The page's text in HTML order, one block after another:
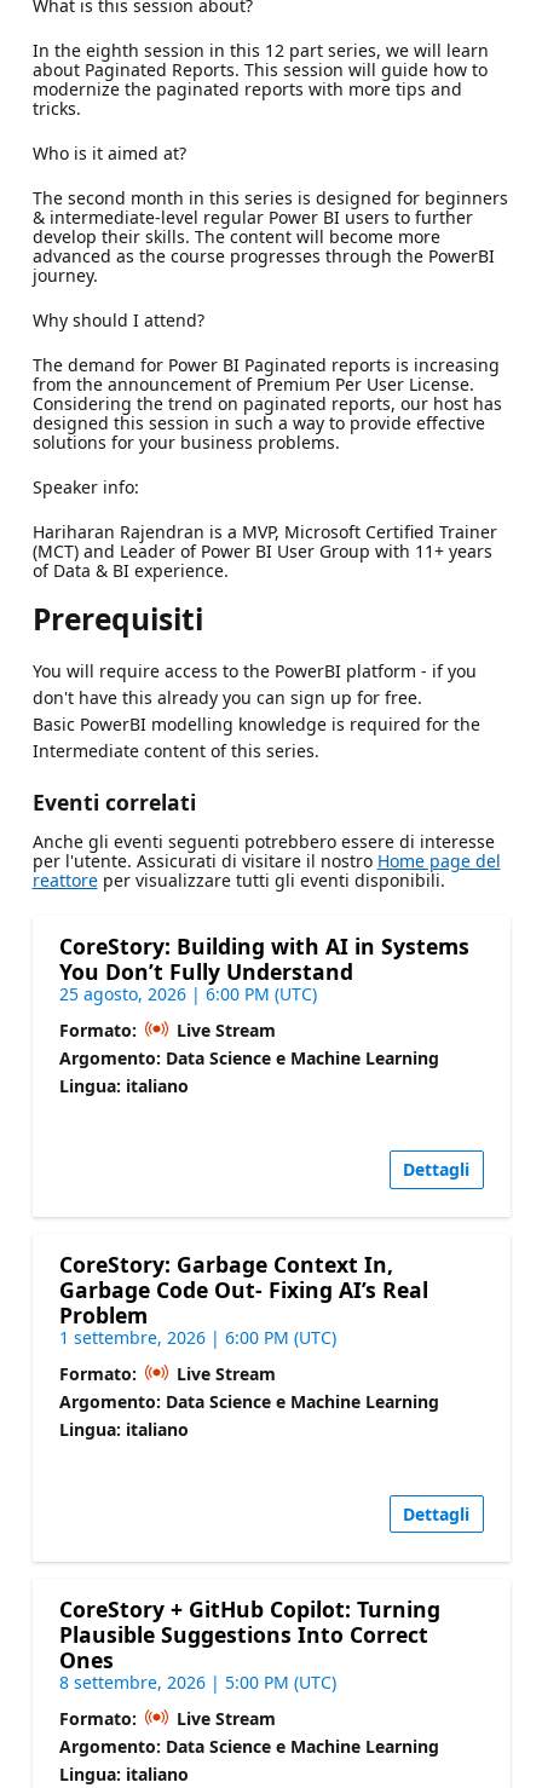
What is this session about?
In the eighth session in this 12 part series, we will learn
about Paginated Reports. This session will guide how to
modernize the paginated reports with more tips and
tricks.
Who is it aimed at?
The second month in this series is designed for beginners
& intermediate-level regular Power BI users to further
develop their skills. The content will become more
advanced as the course progresses through the PowerBI
journey.
Why should I attend?
The demand for Power BI Paginated reports is increasing
from the announcement of Premium Per User License.
Considering the trend on paginated reports, our host has
designed this session in such a way to provide effective
solutions for your business problems.
Speaker info:
Hariharan Rajendran is a MVP, Microsoft Certified Trainer
(MCT) and Leader of Power BI User Group with 11+ years
of Data & BI experience.
Prerequisiti
You will require access to the PowerBI platform - if you
don't have this already you can sign up for free.
Basic PowerBI modelling knowledge is required for the
Intermediate content of this series.
Eventi correlati
Anche gli eventi seguenti potrebbero essere di interesse
per l'utente. Assicurati di visitare il nostro Home page del
reattoreper visualizzare tutti gli eventi disponibili.
CoreStory: Building with AI in Systems
You Don’t Fully Understand
25 agosto, 2026 | 6:00 PM (UTC)
Formato:
Live Stream
Argomento: Data Science e Machine Learning
Lingua: italiano
Dettagli
CoreStory: Garbage Context In,
Garbage Code Out- Fixing AI’s Real
Problem
1 settembre, 2026 | 6:00 PM (UTC)
Formato:
Live Stream
Argomento: Data Science e Machine Learning
Lingua: italiano
Dettagli
CoreStory + GitHub Copilot: Turning
Plausible Suggestions Into Correct
Ones
8 settembre, 2026 | 5:00 PM (UTC)
Formato:
Live Stream
Argomento: Data Science e Machine Learning
Lingua: italiano